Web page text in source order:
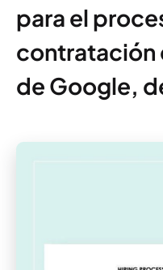
para el
contratación
de Google,